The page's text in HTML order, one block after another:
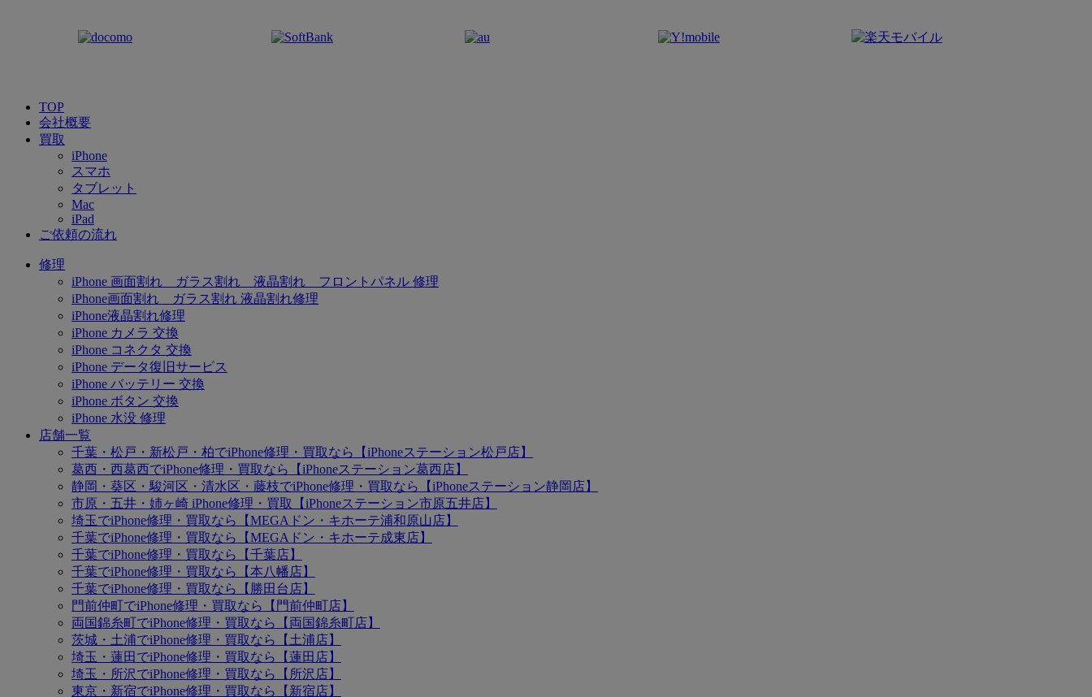
TOP
会社概要
買取
iPhone
スマホ
タブレット
Mac
iPad
ご依頼の流れ
修理
iPhone 画面割れ ガラス割れ 液晶割れ フロントパネル 修理
iPhone画面割れ ガラス割れ 液晶割れ修理
iPhone液晶割れ修理
iPhone カメラ 交換
iPhone コネクタ 交換
iPhone データ復旧サービス
iPhone バッテリー 交換
iPhone ボタン 交換
iPhone 水没 修理
店舗一覧
千葉・松戸・新松戸・柏でiPhone修理・買取なら【iPhoneステーション松戸店】
葛西・西葛西でiPhone修理・買取なら【iPhoneステーション葛西店】
静岡・葵区・駿河区・清水区・藤枝でiPhone修理・買取なら【iPhoneステーション静岡店】
市原・五井・姉ヶ崎 iPhone修理・買取【iPhoneステーション市原五井店】
埼玉でiPhone修理・買取なら【MEGAドン・キホーテ浦和原山店】
千葉でiPhone修理・買取なら【MEGAドン・キホーテ成東店】
千葉でiPhone修理・買取なら【千葉店】
千葉でiPhone修理・買取なら【本八幡店】
千葉でiPhone修理・買取なら【勝田台店】
門前仲町でiPhone修理・買取なら【門前仲町店】
両国錦糸町でiPhone修理・買取なら【両国錦糸町店】
茨城・土浦でiPhone修理・買取なら【土浦店】
埼玉・蓮田でiPhone修理・買取なら【蓮田店】
埼玉・所沢でiPhone修理・買取なら【所沢店】
東京・新宿でiPhone修理・買取なら【新宿店】